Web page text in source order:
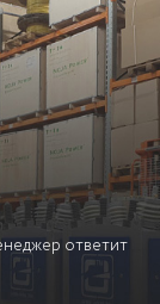
ответит